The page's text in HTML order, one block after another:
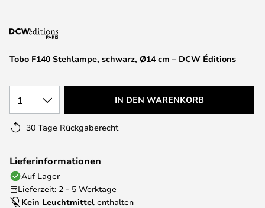
Tobo F140 Stehlampe, schwarz, Ø14 cm – DCW Éditions
1 IN DEN WARENKORB
30 Tage Rückgaberecht
Lieferinformationen
Auf Lager
Lieferzeit: 2 - 5 Werktage
Kein Leuchtmittel enthalten